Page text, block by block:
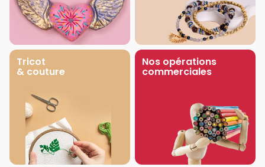
Tricot
& couture
Nos opérations
commerciales